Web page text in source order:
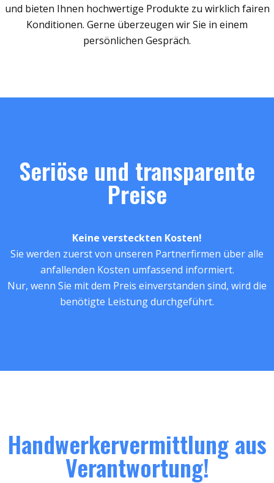
und bieten Ihnen hochwertige Produkte zu wirklich fairen
Konditionen. Gerne überzeugen wir Sie in einem
persönlichen Gespräch.
Seriöse und transparente
Preise
Keine versteckten Kosten!
Sie werden zuerst von unseren Partnerfirmen über alle
anfallenden Kosten umfassend informiert.
Nur, wenn Sie mit dem Preis einverstanden sind, wird die
benötigte Leistung durchgeführt.
Handwerkervermittlung aus
Verantwortung!